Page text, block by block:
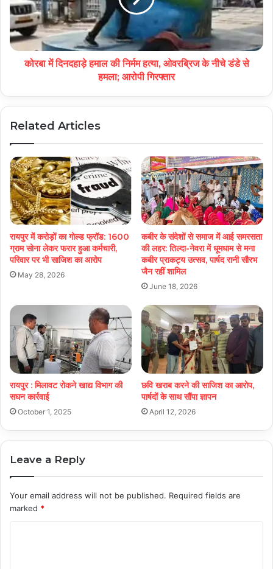
कोरबा में दिनदहाड़े हमाल की निर्मम हत्या, ओवरब्रिज के नीचे डंडे से
हमला; आरोपी गिरफ्तार
Related Articles
रायपुर में करोड़ों का गोल्ड फ्रॉड: 1600
ग्राम सोना लेकर फरार हुआ कर्मचारी,
परिवार पर भी साजिश का आरोप
May 28, 2026
कबीर के संदेशों से समाज में आई समरसता
की लहर: तिल्दा-नेवरा में धूमधाम से मना
कबीर प्राकट्य उत्सव, पार्षद रानी सौरभ
जैन रहीं शामिल
June 18, 2026
रायपुर : मिलावट रोकने खाद्य विभाग की
सघन कार्रवाई
October 1, 2025
छवि खराब करने की साजिश का आरोप,
पार्षदों के साथ सौंपा ज्ञापन
April 12, 2026
Leave a Reply
Your email address will not be published. Required fields are
marked *